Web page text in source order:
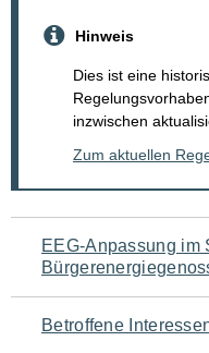
Hinweis
Dies ist eine
inzwischen
Zum aktuellen
Navigation
für
den
EEG-Anpassung im
Betroffene